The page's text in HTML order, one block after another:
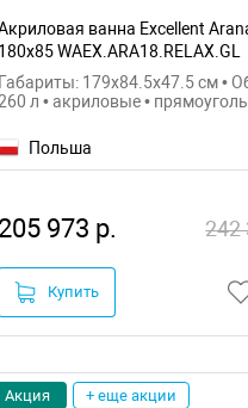
ванна Excellent
180x85 WAEX.ARA18.RELAX.GL
Габариты: 179x84.5x47.5 см •
л • акриловые •
Польша
205 973 р. 242
Купить
Акция + еще акции